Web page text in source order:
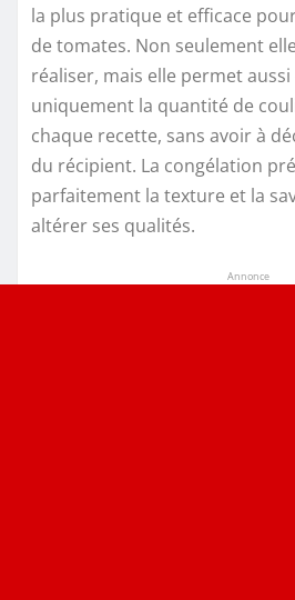
la plus pratique et efficace
de tomates. Non seulement
réaliser, mais elle permet
uniquement la quantité de
chaque recette, sans avoir à
du récipient. La congélation
parfaitement la texture et la
altérer ses qualités.
Annonce